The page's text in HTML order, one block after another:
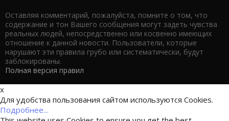
Оставляя комментарий, пожалуйста, помните о том, что
содержание и тон Вашего сообщения могут задеть чувства
реальных людей, непосредственно или косвенно имеющих
отношение к данной новости. Пользователи, которые
нарушают эти правила грубо или систематически, будут
заблокированы.
Полная версия правил
x
Для удобства пользования сайтом используются Cookies.
Подробнее...